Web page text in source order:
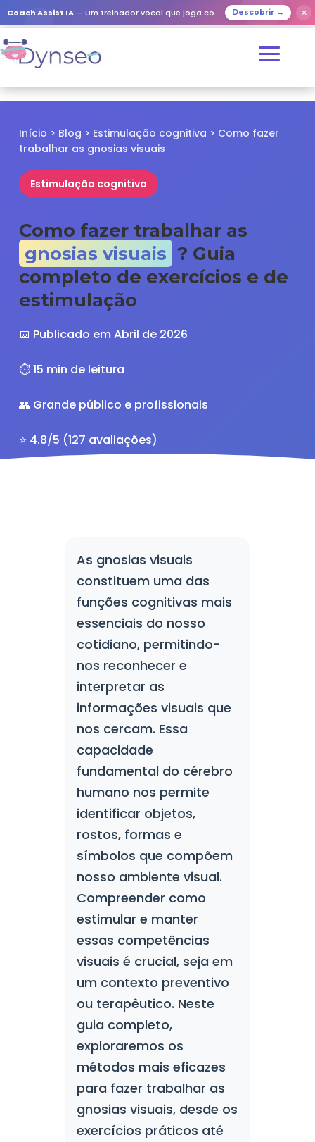
Coach Assist IA — Um treinador vocal que joga com os seus entes queridos Descobrir → ✕
Início > Blog > Estimulação cognitiva > Como fazer
trabalhar as gnosias visuais
Estimulação cognitiva
Como fazer trabalhar as
gnosias visuais ? Guia
completo de exercícios e de
estimulação
📅 Publicado em Abril de 2026
⏱️ 15 min de leitura
👥 Grande público e profissionais
⭐ 4.8/5 (127 avaliações)
As gnosias visuais
constituem uma das
funções cognitivas mais
essenciais do nosso
cotidiano, permitindo-
nos reconhecer e
interpretar as
informações visuais que
nos cercam. Essa
capacidade
fundamental do cérebro
humano nos permite
identificar objetos,
rostos, formas e
símbolos que compõem
nosso ambiente visual.
Compreender como
estimular e manter
essas competências
visuais é crucial, seja em
um contexto preventivo
ou terapêutico. Neste
guia completo,
exploraremos os
métodos mais eficazes
para fazer trabalhar as
gnosias visuais, desde os
exercícios práticos até